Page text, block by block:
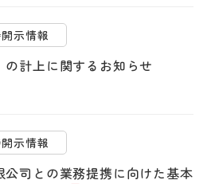
示情報
計上に関するお知らせ
示情報
司との業務提携に向けた基本